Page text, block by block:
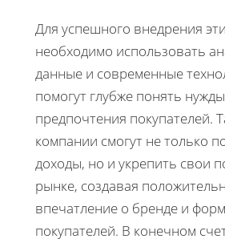
Для успешного внедрения
необходимо использовать
данные и современные
помогут глубже понять
предпочтения покупателей.
компании смогут не только
доходы, но и укрепить свои
рынке, создавая
впечатление о бренде и
покупателей. В конечном